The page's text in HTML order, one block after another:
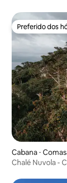
Preferido dos
Preferido dos
Cabana ⋅
Chalé Nuvola -